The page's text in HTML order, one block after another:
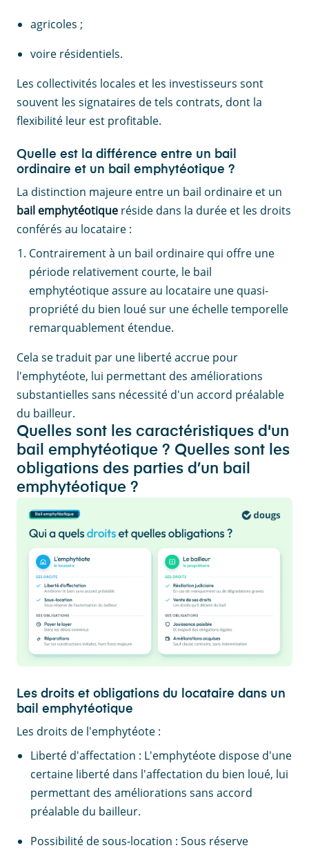
agricoles ;
voire résidentiels.
Les collectivités locales et les investisseurs sont
souvent les signataires de tels contrats, dont la
flexibilité leur est profitable.
Quelle est la différence entre un bail
ordinaire et un bail emphytéotique ?
La distinction majeure entre un bail ordinaire et un
bail emphytéotique réside dans la durée et les droits
conférés au locataire :
Contrairement à un bail ordinaire qui offre une
période relativement courte, le bail
emphytéotique assure au locataire une quasi-
propriété du bien loué sur une échelle temporelle
remarquablement étendue.
Cela se traduit par une liberté accrue pour
l'emphytéote, lui permettant des améliorations
substantielles sans nécessité d'un accord préalable
du bailleur.
Quelles sont les caractéristiques d'un
bail emphytéotique ? Quelles sont les
obligations des parties d’un bail
emphytéotique ?
Les droits et obligations du locataire dans un
bail emphytéotique
Les droits de l'emphytéote :
Liberté d'affectation : L'emphytéote dispose d'une
certaine liberté dans l'affectation du bien loué, lui
permettant des améliorations sans accord
préalable du bailleur.
Possibilité de sous-location : Sous réserve